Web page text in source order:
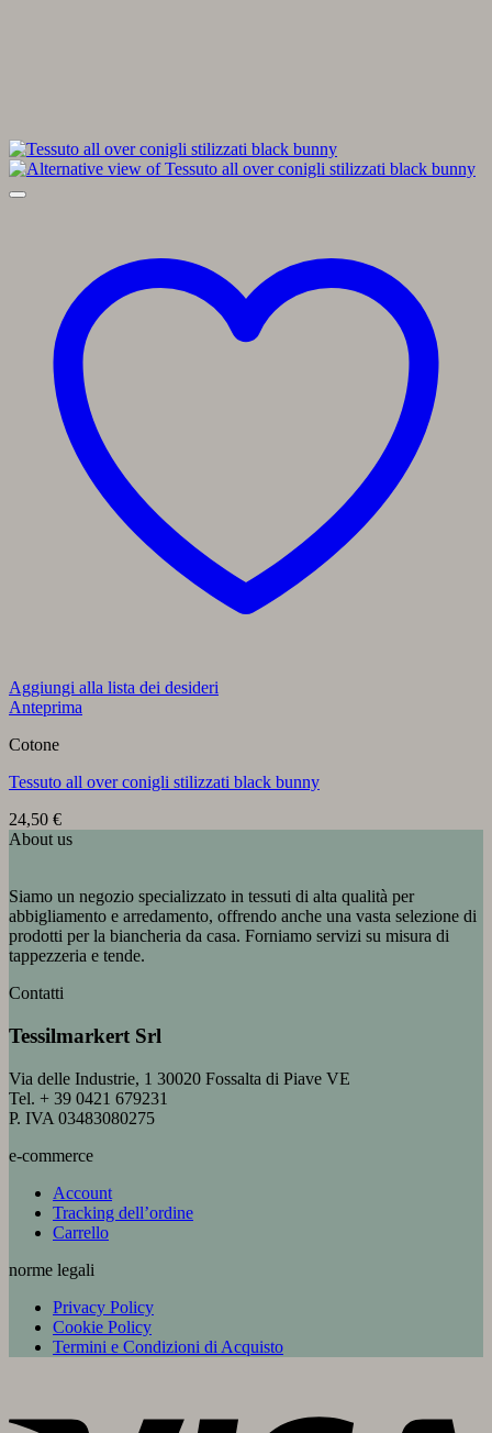
Aggiungi alla lista dei desideri
Anteprima
Cotone
Tessuto all over conigli stilizzati black bunny
24,50 €
About us
Siamo un negozio specializzato in tessuti di alta qualità per
abbigliamento e arredamento, offrendo anche una vasta selezione di
prodotti per la biancheria da casa. Forniamo servizi su misura di
tappezzeria e tende.
Contatti
Tessilmarkert Srl
Via delle Industrie, 1 30020 Fossalta di Piave VE
Tel. + 39 0421 679231
P. IVA 03483080275
e-commerce
Account
Tracking dell’ordine
Carrello
norme legali
Privacy Policy
Cookie Policy
Termini e Condizioni di Acquisto